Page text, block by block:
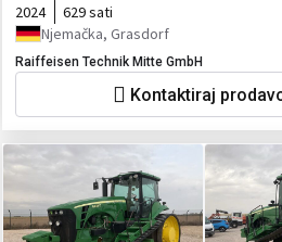
2024
629 sati
Njemačka, Grasdorf
Raiffeisen Technik Mitte GmbH
Kontaktiraj